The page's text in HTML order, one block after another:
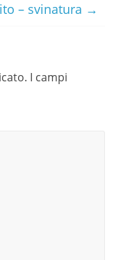
– svinatura →
I campi